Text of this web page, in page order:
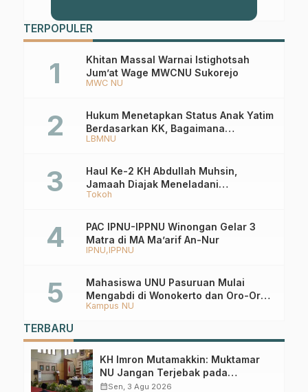
TERPOPULER
MWC NU
Khitan Massal Warnai Istighotsah
Jum’at Wage MWCNU Sukorejo
LBMNU
Hukum Menetapkan Status Anak Yatim
Berdasarkan KK, Bagaimana
Ketentuannya?
Tokoh
Haul Ke-2 KH Abdullah Muhsin,
Jamaah Diajak Meneladani
Keistiqamahan
IPNU IPPNU
PAC IPNU-IPPNU Winongan Gelar 3
Matra di MA Ma’arif An-Nur
Kampus NU
Mahasiswa UNU Pasuruan Mulai
Mengabdi di Wonokerto dan Oro-Oro
Ombo Wetan Berikut Programnya
TERBARU
KH Imron Mutamakkin: Muktamar
NU Jangan Terjebak pada
Perebutan Kursi Ketua Umum
calendar_monthSen, 3 Agu 2026